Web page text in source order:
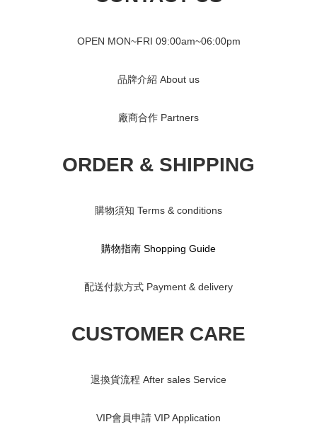
OPEN MON~FRI 09:00am~06:00pm
品牌介紹 About us
廠商合作 Partners
ORDER & SHIPPING
購物須知 Terms & conditions
購物指南 Shopping Guide
配送付款方式 Payment & delivery
CUSTOMER CARE
退換貨流程 After sales Service
VIP會員申請 VIP Application